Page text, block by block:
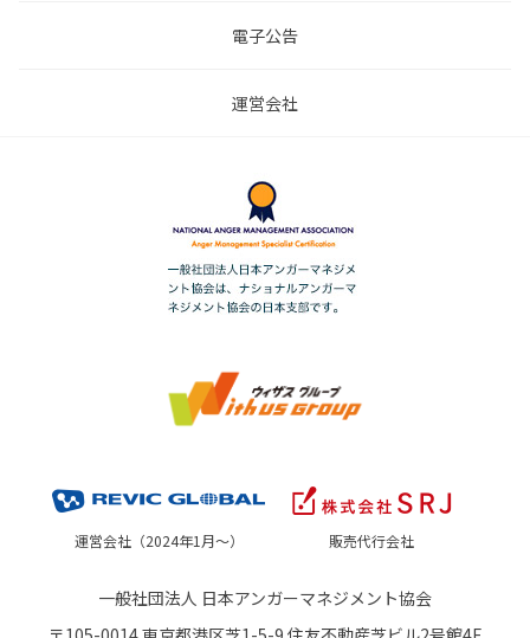
電子公告
運営会社
運営会社（2024年1月～） 販売代行会社
一般社団法人 日本アンガーマネジメント協会